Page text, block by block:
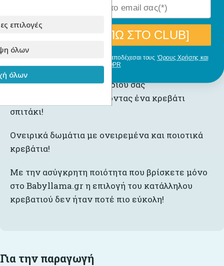
ΕΠΙΠΛΈΟΝ ΠΛΗΡΟΦΟΡΊΕΣ
Κάντε το όνειρο του παιδιού σας
πραγματικότητα επιλέγοντας ένα κρεβάτι
σπιτάκι!
Ονειρικά δωμάτια με ονειρεμένα και ποιοτικά
κρεβάτια!
Με την ασύγκρητη ποιότητα που βρίσκετε μόνο
στο Babyllama.gr η επιλογή του κατάλληλου
κρεβατιού δεν ήταν ποτέ πιο εύκολη!
Για την παραγωγή
επιλογές
όλων
όλων
[ΘΕΛΩ ΝΑ ΜΠΩ ΣΤΟ CLUB]
Με την εγγραφή σου, δηλώνεις ότι αποδέχεσαι τους ‘Ορους Χρήσης και
GDPR